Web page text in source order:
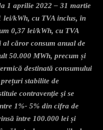
1 aprilie 2022 – 31 martie
lei/kWh, cu TVA inclus, în
0,37 lei/kWh, cu TVA
căror consum anual de
50.000 MWh, precum și
destinată consumului
stabilite de
contravenţie şi se
1%- 5% din cifra de
între 100.000 lei și